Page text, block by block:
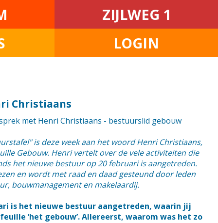
ZIJLWEG 1
LOGIN
Christiaans
met Henri Christiaans - bestuurslid gebouw
is deze week aan het woord Henri Christiaans,
Gebouw. Henri vertelt over de vele activiteiten die
het nieuwe bestuur op 20 februari is aangetreden.
en wordt met raad en daad gesteund door leden
bouwmanagement en makelaardij.
is het nieuwe bestuur aangetreden, waarin jij
‘het gebouw’. Allereerst, waarom was het zo